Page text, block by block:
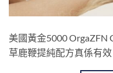
美國黃金5000 OrgaZFN
草鹿鞭提純配方真係有效